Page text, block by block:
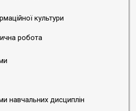
культури
робота
навчальних дисциплін